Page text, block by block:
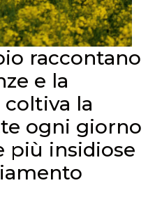
raccontano
e la
la
ogni giorno
più insidiose